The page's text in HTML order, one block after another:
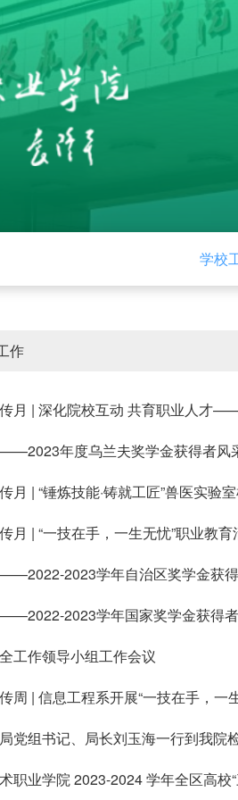
学校
作
月 | 深化院校互动 共育职业人才
年度乌兰夫奖学金获得者风
月 | “锤炼技能·铸就工匠”兽医实验
月 | “一技在手，一生无忧”职业教
2023学年自治区奖学金获
2023学年国家奖学金获得
工作领导小组工作会议
周 | 信息工程系开展“一技在手，一
党组书记、局长刘玉海一行到我院
职业学院 2023-2024 学年全区高校“